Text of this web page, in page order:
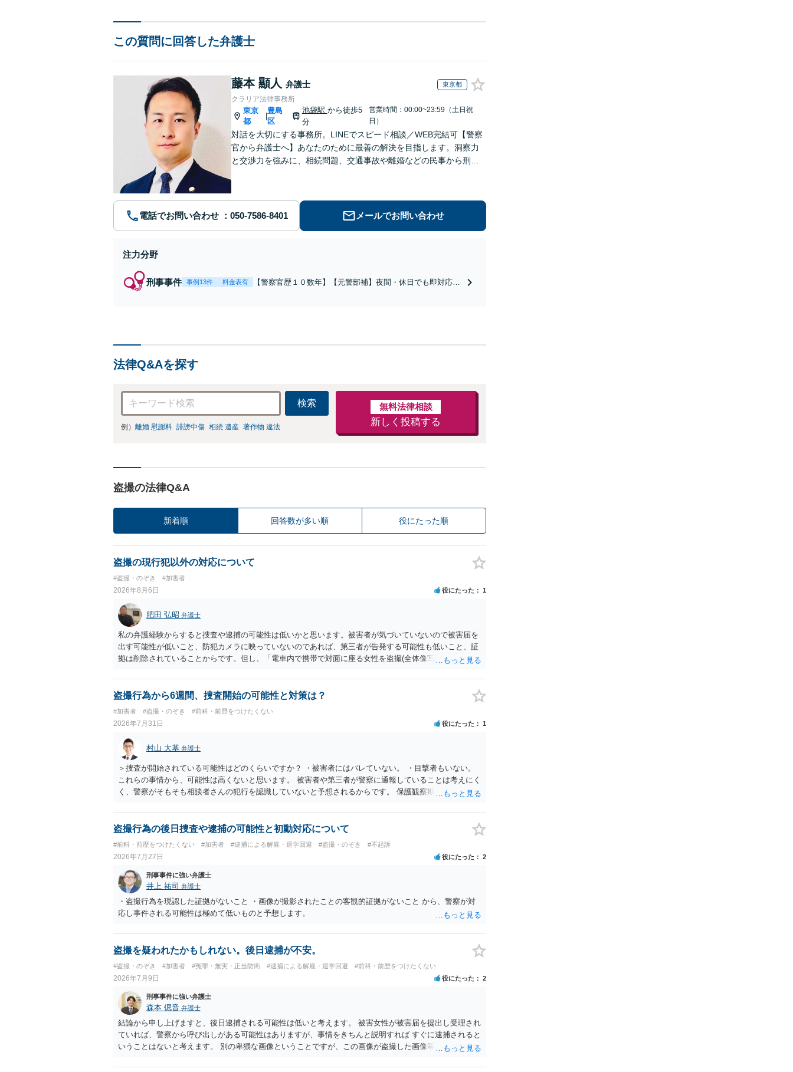
この質問に回答した弁護士
藤本 顯人 弁護士 東京都
クラリア法律事務所
東京
都
|
豊島
区
池袋駅 から徒歩5
分
営業時間：00:00~23:59（土日祝
日）
対話を大切にする事務所。LINEでスピード相談／WEB完結可【警察
官から弁護士へ】あなたのために最善の解決を目指します。洞察力
と交渉力を強みに、相続問題、交通事故や離婚などの民事から刑事
電話でお問い合わせ メールでお問い合わせ
注力分野
刑事事件 事例13件 料金表有
【警察官歴１０数年】【元警部補】夜間・休日でも即対応！
法律Q&Aを探す
検索
例） 離婚 慰謝料 誹謗中傷 相続 遺産 著作物 違法
無料法律相談
新しく投稿する
盗撮の法律Q&A
新着順 回答数が多い順 役にたった順
盗撮の現行犯以外の対応について
#盗撮・のぞき #加害者
2026年8月6日 役にたった 1
肥田 弘昭 弁護士
私の弁護経験からすると捜査や逮捕の可能性は低いかと思います。被害者が気づいていないので被害届を
出す可能性が低いこと、防犯カメラに映っていないのであれば、第三者が告発する可能性も低いこと、証
拠は削除されていることからです。但し、「電車内で携帯で対面に座る女性を盗撮(全体像写真1枚と5秒程
査段階では性的姿態等撮影罪の被疑事実で逮捕勾留されるケースが私の弁護経験では多くなった印象です
（最終的には不起訴ないし各都道府県の迷惑防止条例違反になることもあります）。2度としないことを
盗撮行為から6週間、捜査開始の可能性と対策は？
#加害者 #盗撮・のぞき #前科・前歴をつけたくない
2026年7月31日 役にたった 1
村山 大基 弁護士
＞捜査が開始されている可能性はどのくらいですか？ ・被害者にはバレていない。 ・目撃者もいない。
これらの事情から、可能性は高くないと思います。 被害者や第三者が警察に通報していることは考えにく
く、警察がそもそも相談者さんの犯行を認識していないと予想されるからです。 保護観察期間中とのこと
盗撮行為の後日捜査や逮捕の可能性と初動対応について
#前科・前歴をつけたくない #加害者 #逮捕による解雇・退学回避 #盗撮・のぞき #不起訴
2026年7月27日 役にたった 2
刑事事件に強い弁護士
井上 祐司 弁護士
・盗撮行為を現認した証拠がないこと ・画像が撮影されたことの客観的証拠がないこと から、警察が対
応し事件される可能性は極めて低いものと予想します。
盗撮を疑われたかもしれない。後日逮捕が不安。
#盗撮・のぞき #加害者 #冤罪・無実・正当防衛 #逮捕による解雇・退学回避 #前科・前歴をつけたくない
2026年7月9日 役にたった 2
刑事事件に強い弁護士
森本 偲音 弁護士
結論から申し上げますと、後日逮捕される可能性は低いと考えます。 被害女性が被害届を提出し受理され
ていれば、警察から呼び出しがある可能性はありますが、事情をきちんと説明すれば すぐに逮捕されると
いうことはないと考えます。 別の卑猥な画像ということですが、この画像が盗撮した画像等であれば別途
可能性が高いかと存じます。 以上ご参考までに。